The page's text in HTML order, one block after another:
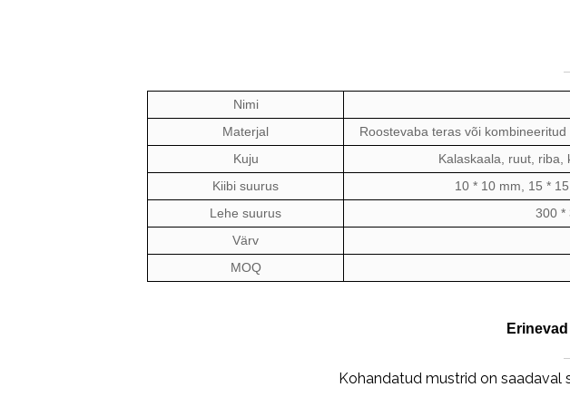
Nimi
Materjal
Roostevaba teras või
Kuju
Kalaskaala, ruut, riba,
Kiibi suurus
10 * 10 mm, 15 *
Lehe suurus
300 *
Värv
MOQ
Kohandatud mustrid on saadaval